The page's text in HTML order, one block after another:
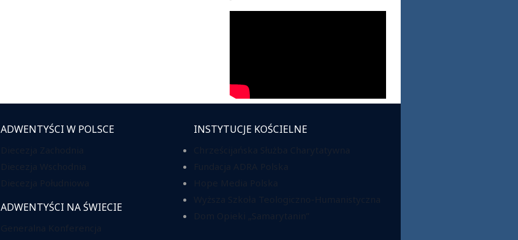
ADWENTYŚCI W POLSCE
ADWENTYŚCI NA ŚWIECIE
INSTYTUCJE KOŚCIELNE